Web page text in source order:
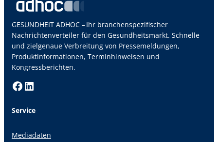
GESUNDHEIT ADHOC – Ihr branchenspezifischer
Nachrichtenverteiler für den Gesundheitsmarkt. Schnelle
und zielgenaue Verbreitung von Pressemeldungen,
Produktinformationen, Terminhinweisen und
Kongressberichten.
Facebook LinkedIn
Service
Mediadaten